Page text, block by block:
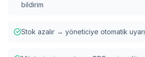
bildirim
Stok azalır → yöneticiye otomatik uyarı